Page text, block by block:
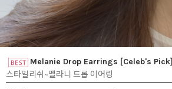
Melanie Drop Earrings [Celeb's Pick]
스타일리쉬~멜라니 드롭 이어링